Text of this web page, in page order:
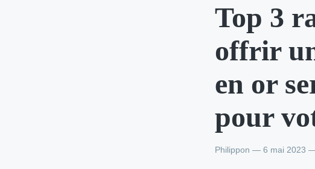
Top 3
offrir
en or
pour
Philippon — 6 mai 2023